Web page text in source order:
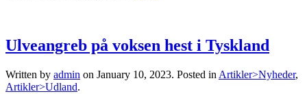
Ulveangreb på voksen hest i Tyskland
Written by admin on January 10, 2023. Posted in Artikler>Nyheder,
Artikler>Udland.